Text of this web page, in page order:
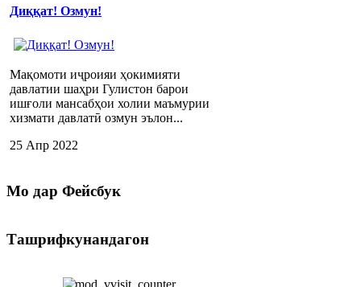
Диққат! Озмун!
Мақомоти иҷроияи ҳокимияти
давлатии шаҳри Гулистон барои
ишғоли мансабҳои холии маъмурии
хизмати давлатӣ озмун эълон...
25 Апр 2022
Мо дар Фейсбук
Ташрифкунандагон